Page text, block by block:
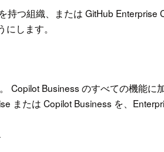
持つ組織、または GitHub
します。
Copilot Business のすべての機能
または Copilot Business を、